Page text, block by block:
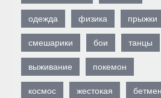
одежда физика прыжки
смешарики бои танцы
выживание покемон
космос жестокая бетмен